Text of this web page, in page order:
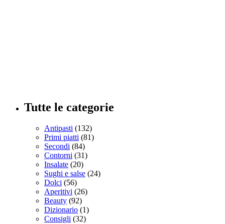
Tutte le categorie
Antipasti (132)
Primi piatti (81)
Secondi (84)
Contorni (31)
Insalate (20)
Sughi e salse (24)
Dolci (56)
Aperitivi (26)
Beauty (92)
Dizionario (1)
Consigli (32)